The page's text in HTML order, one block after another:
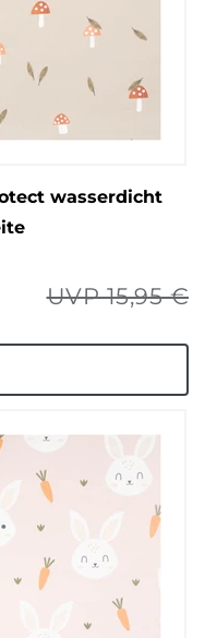
wasserdicht
UVP 15,95 €